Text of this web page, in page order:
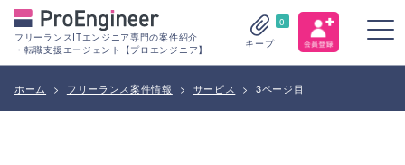
フリーランスITエンジニア専門の案件紹介
・転職支援エージェント【プロエンジニア】
0
キープ
ホーム > フリーランス案件情報 > サービス > 3ページ目